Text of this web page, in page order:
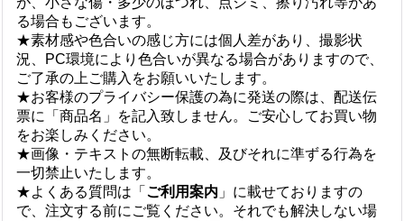
る場合もございます。
★素材感や色合いの感じ方には個人差があり、撮影状
況、PC環境により色合いが異なる場合がありますので、
ご了承の上ご購入をお願いいたします。
★お客様のプライバシー保護の為に発送の際は、配送伝
票に「商品名」を記入致しません。ご安心してお買い物
をお楽しみください。
★画像・テキストの無断転載、及びそれに準ずる行為を
一切禁止いたします。
★よくある質問は「 ご利用案内 」に載せておりますの
で、注文する前にご覧ください。それでも解決しない場